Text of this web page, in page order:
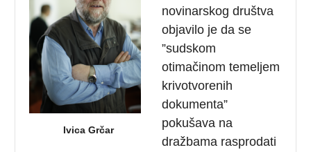
Ivica Grčar
novinarskog društva
objavilo je da se
”sudskom
otimačinom temeljem
krivotvorenih
dokumenta”
pokušava na
dražbama rasprodati